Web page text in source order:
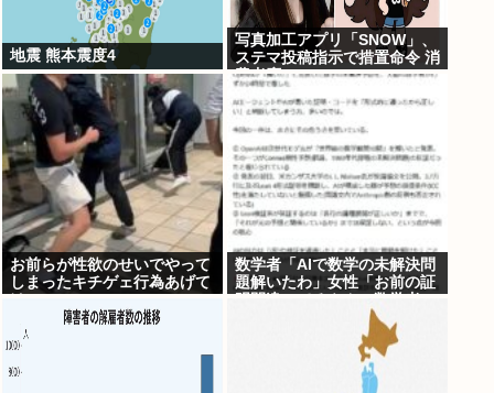
地震 熊本震度4
写真加工アプリ「SNOW」、
ステマ投稿指示で措置命令 消
費者庁
お前らが性欲のせいでやって
しまったキチゲェ行為あげて
数学者「AIで数学の未解決問
題解いたわ」女性「お前の証
「内容デタラメで草。AI使う
のヘタ？」→女性大発狂